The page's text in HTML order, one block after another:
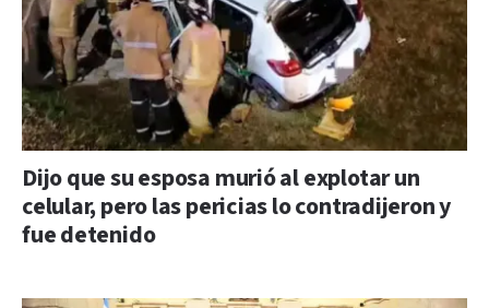
Dijo que su esposa murió al explotar un
celular, pero las pericias lo contradijeron y
fue detenido